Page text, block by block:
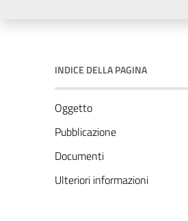
INDICE DELLA PAGINA
Oggetto
Pubblicazione
Documenti
Ulteriori informazioni